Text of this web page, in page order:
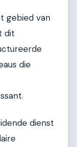
gebied van
dit
die
dienst